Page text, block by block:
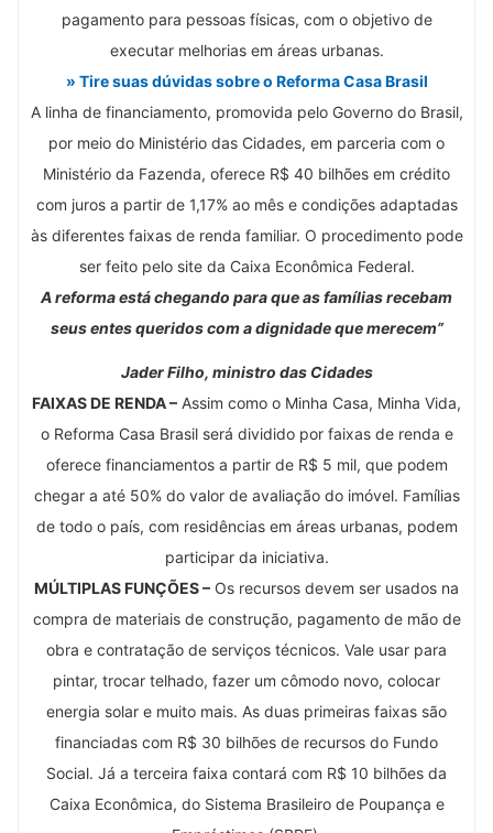
pagamento para pessoas físicas, com o objetivo de
executar melhorias em áreas urbanas.
» Tire suas dúvidas sobre o Reforma Casa Brasil
A linha de financiamento, promovida pelo Governo do Brasil,
por meio do Ministério das Cidades, em parceria com o
Ministério da Fazenda, oferece R$ 40 bilhões em crédito
com juros a partir de 1,17% ao mês e condições adaptadas
às diferentes faixas de renda familiar. O procedimento pode
ser feito pelo site da Caixa Econômica Federal.
A reforma está chegando para que as famílias recebam
seus entes queridos com a dignidade que merecem”
Jader Filho, ministro das Cidades
FAIXAS DE RENDA – Assim como o Minha Casa, Minha Vida,
o Reforma Casa Brasil será dividido por faixas de renda e
oferece financiamentos a partir de R$ 5 mil, que podem
chegar a até 50% do valor de avaliação do imóvel. Famílias
de todo o país, com residências em áreas urbanas, podem
participar da iniciativa.
MÚLTIPLAS FUNÇÕES – Os recursos devem ser usados na
compra de materiais de construção, pagamento de mão de
obra e contratação de serviços técnicos. Vale usar para
pintar, trocar telhado, fazer um cômodo novo, colocar
energia solar e muito mais. As duas primeiras faixas são
financiadas com R$ 30 bilhões de recursos do Fundo
Social. Já a terceira faixa contará com R$ 10 bilhões da
Caixa Econômica, do Sistema Brasileiro de Poupança e